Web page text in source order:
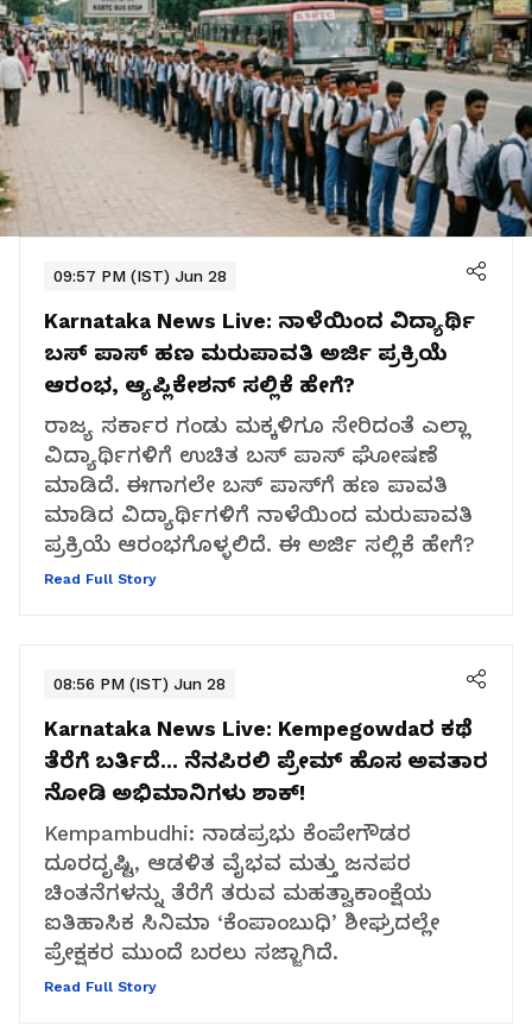
09:57 PM (IST) Jun 28
Karnataka News Live: ನಾಳೆಯಿಂದ ವಿದ್ಯಾರ್ಥಿ
ಬಸ್ ಪಾಸ್ ಹಣ ಮರುಪಾವತಿ ಅರ್ಜಿ ಪ್ರಕ್ರಿಯೆ
ಆರಂಭ, ಆ್ಯಪ್ಲಿಕೇಶನ್ ಸಲ್ಲಿಕೆ ಹೇಗೆ?
ರಾಜ್ಯ ಸರ್ಕಾರ ಗಂಡು ಮಕ್ಕಳಿಗೂ ಸೇರಿದಂತೆ ಎಲ್ಲಾ
ವಿದ್ಯಾರ್ಥಿಗಳಿಗೆ ಉಚಿತ ಬಸ್ ಪಾಸ್ ಘೋಷಣೆ
ಮಾಡಿದೆ. ಈಗಾಗಲೇ ಬಸ್ ಪಾಸ್‌ಗೆ ಹಣ ಪಾವತಿ
ಮಾಡಿದ ವಿದ್ಯಾರ್ಥಿಗಳಿಗೆ ನಾಳೆಯಿಂದ ಮರುಪಾವತಿ
ಪ್ರಕ್ರಿಯೆ ಆರಂಭಗೊಳ್ಳಲಿದೆ. ಈ ಅರ್ಜಿ ಸಲ್ಲಿಕೆ ಹೇಗೆ?
Read Full Story
08:56 PM (IST) Jun 28
Karnataka News Live: Kempegowdaರ ಕಥೆ
ತೆರೆಗೆ ಬರ್ತಿದೆ... ನೆನಪಿರಲಿ ಪ್ರೇಮ್ ಹೊಸ ಅವತಾರ
ನೋಡಿ ಅಭಿಮಾನಿಗಳು ಶಾಕ್!
Kempambudhi: ನಾಡಪ್ರಭು ಕೆಂಪೇಗೌಡರ
ದೂರದೃಷ್ಟಿ, ಆಡಳಿತ ವೈಭವ ಮತ್ತು ಜನಪರ
ಚಿಂತನೆಗಳನ್ನು ತೆರೆಗೆ ತರುವ ಮಹತ್ವಾಕಾಂಕ್ಷೆಯ
ಐತಿಹಾಸಿಕ ಸಿನಿಮಾ ‘ಕೆಂಪಾಂಬುಧಿ’ ಶೀಘ್ರದಲ್ಲೇ
ಪ್ರೇಕ್ಷಕರ ಮುಂದೆ ಬರಲು ಸಜ್ಜಾಗಿದೆ.
Read Full Story